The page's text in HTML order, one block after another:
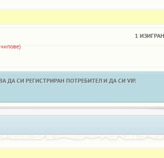
1
ДА СИ РЕГИСТРИРАН ПОТРЕБИТЕЛ И ДА СИ VIP.